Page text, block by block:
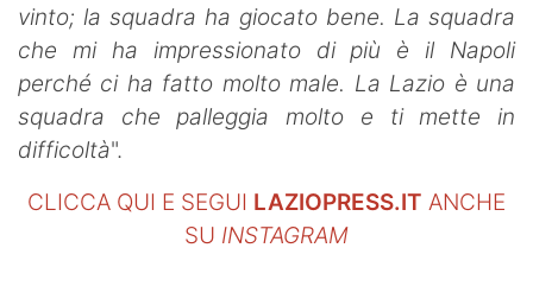
vinto; la squadra ha giocato bene. La squadra
che mi ha impressionato di più è il Napoli
perché ci ha fatto molto male. La Lazio è una
squadra che palleggia molto e ti mette in
difficoltà".
CLICCA QUI E SEGUI LAZIOPRESS.IT ANCHE
SU INSTAGRAM